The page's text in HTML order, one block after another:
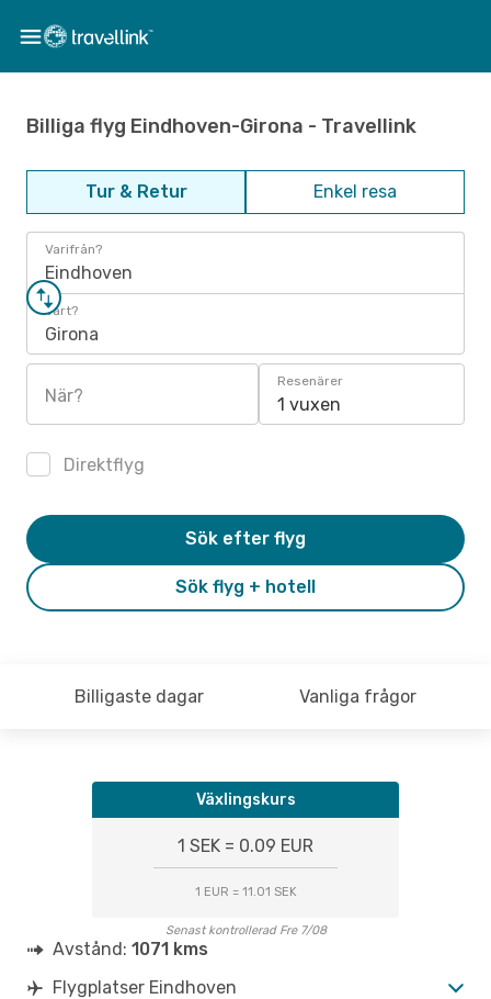
Billiga flyg Eindhoven-Girona - Travellink
Tur & Retur Enkel resa
Varifrån?
Eindhoven
Vart?
Girona
När?
Resenärer
1 vuxen
Direktflyg
Sök flyg + hotell
Sök efter flyg
Billigaste dagar Vanliga frågor
Växlingskurs
1 SEK = 0.09 EUR
1 EUR = 11.01 SEK
Senast kontrollerad Fre 7/08
Avstånd: 1071 kms
Flygplatser Eindhoven